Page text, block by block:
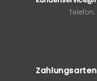
Telefon:
Zahlungsarten